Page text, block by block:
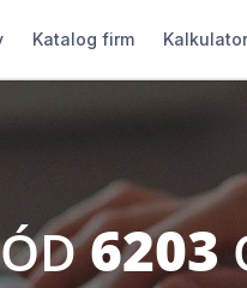
Katalog firm Kalkulator
6203